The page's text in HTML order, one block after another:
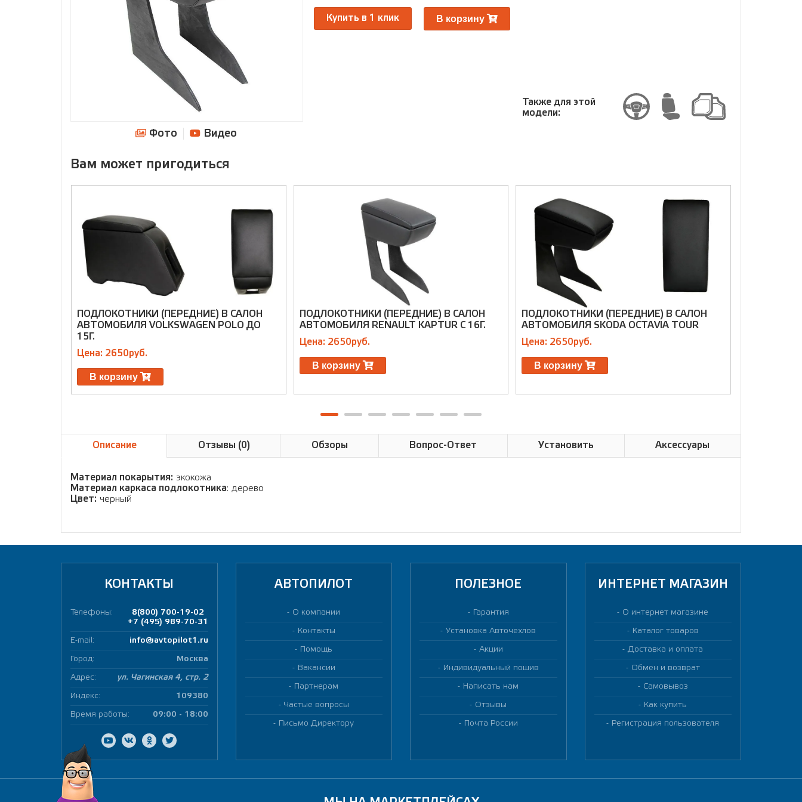
Купить в 1 клик В корзину
Фото Видео
Также для этой
модели:
Вам может пригодиться
ПОДЛОКОТНИКИ (ПЕРЕДНИЕ) В САЛОН
АВТОМОБИЛЯ VOLKSWAGEN POLO ДО
15Г.
Цена: 2650руб.
В корзину
ПОДЛОКОТНИКИ (ПЕРЕДНИЕ) В САЛОН
АВТОМОБИЛЯ RENAULT KAPTUR C 16Г.
Цена: 2650руб.
В корзину
ПОДЛОКОТНИКИ (ПЕРЕДНИЕ) В САЛОН
АВТОМОБИЛЯ SKODA OCTAVIA TOUR
Цена: 2650руб.
В корзину
Описание Отзывы (0) Обзоры Вопрос-Ответ Установить Аксессуары
Материал покарытия: экокожа
Материал каркаса подлокотника: дерево
Цвет: черный
КОНТАКТЫ
Телефоны:
8(800) 700-19-02
+7 (495) 989-70-31
E-mail: info@avtopilot1.ru
Город: Москва
Адрес: ул. Чагинская 4, стр. 2
Индекс: 109380
Время работы: 09:00 - 18:00
АВТОПИЛОТ
О компании
Контакты
Помощь
Вакансии
Партнерам
Частые вопросы
Письмо Директору
ПОЛЕЗНОЕ
Гарантия
Установка Авточехлов
Акции
Индивидуальный пошив
Написать нам
Отзывы
Почта России
ИНТЕРНЕТ МАГАЗИН
О интернет магазине
Каталог товаров
Доставка и оплата
Обмен и возврат
Самовывоз
Как купить
Регистрация пользователя